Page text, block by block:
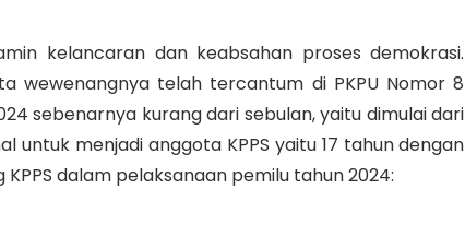
kelancaran dan keabsahan proses demokrasi.
wewenangnya telah tercantum di PKPU Nomor 8
sebenarnya kurang dari sebulan, yaitu dimulai dari
untuk menjadi anggota KPPS yaitu 17 tahun dengan
dalam pelaksanaan pemilu tahun 2024: